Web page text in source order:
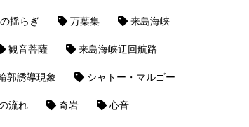
揺らぎ 万葉集 来島海峡
観音菩薩 来島海峡迂回航路
郭誘導現象 シャトー・マルゴー
流れ 奇岩 心音